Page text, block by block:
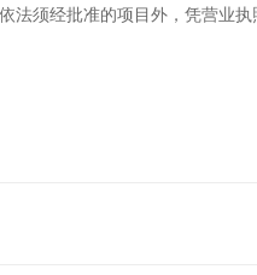
须经批准的项目外，凭营业执